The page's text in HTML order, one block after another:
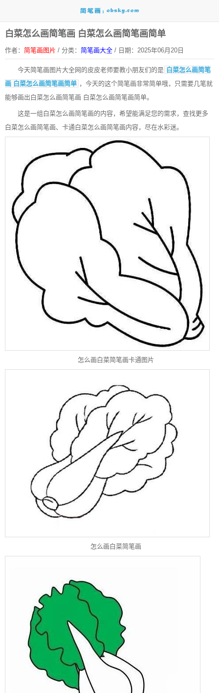
白菜怎么画简笔画 白菜怎么画简笔画简单
作者： 简笔画图片 / 分类： 简笔画大全 / 日期：2025年06月20日
今天简笔画图片大全网 的皮皮老师要教小朋友们的是 白菜怎么画简笔
画 白菜怎么画简笔画简单 ，今天的这个简笔画非常简单哦，只需要几笔就
能够画出白菜怎么画简笔画 白菜怎么画简笔画简单。
这是一组白菜怎么画简笔画的内容，希望能满足您的需求，查找更多
白菜怎么画简笔画、卡通白菜怎么画简笔画内容，尽在水彩迷。
怎么画白菜简笔画卡通图片
怎么画白菜简笔画